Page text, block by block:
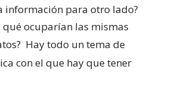
información para otro lado?
qué ocuparían las mismas
Hay todo un tema de
con el que hay que tener